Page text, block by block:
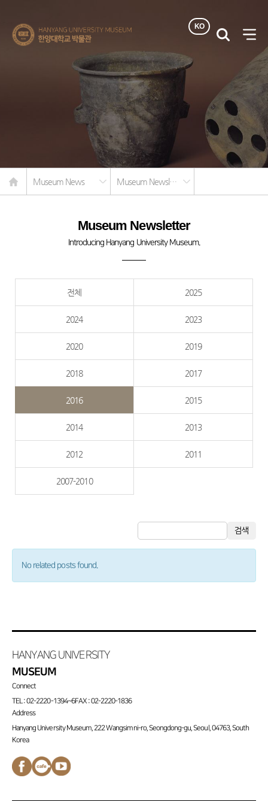
한양대학교
박물관
KO
검색
사이
열기
Home
Museum News Museum Newsletter
Museum Newsletter
Introducing Hanyang University Museum.
전체 2025
2024 2023
2020 2019
2018 2017
2016 2015
2014 2013
2012 2011
2007-2010
검색
No related posts found.
HANYANG UNIVERSITY
MUSEUM
Connect
TEL : 02-2220-1394~6FAX : 02-2220-1836
Address
Hanyang University Museum, 222 Wangsimni-ro, Seongdong-gu, Seoul, 04763, South
Korea
페이스북
바로가기
네이버
카페
유튜브
채널